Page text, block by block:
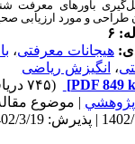
باورهای معرفت
و مورد ارزیابی صحیح
۶
هیجانات معرفتی،
،انگیزش ریاضی
| موضوع